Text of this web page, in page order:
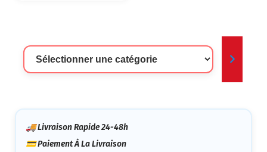
Sélectionner
🚚 Livraison Rapide 24-48h
💳 Paiement À La Livraison